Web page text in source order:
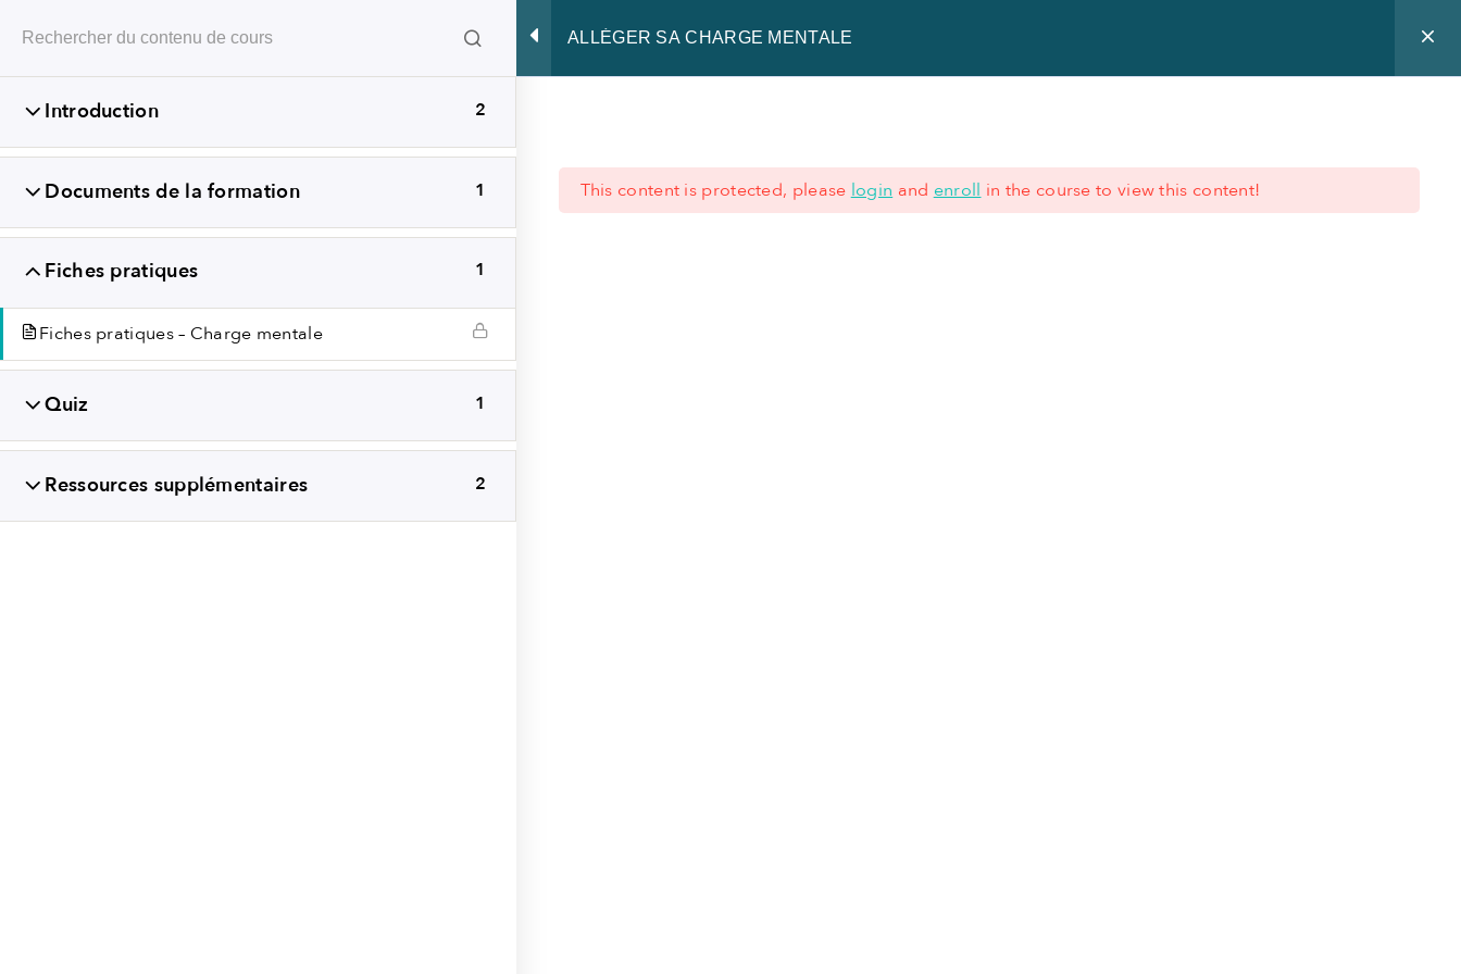
Révéler les compétences Développer le Leadership Rayonner de présence Partager notre expertise Blog Nous connaître Offre de formation
ALLÉGER SA CHARGE MENTALE
Introduction 2
Documents de la formation 1
Fiches pratiques 1
Fiches pratiques – Charge mentale
Quiz 1
Ressources supplémentaires 2
This content is protected, please login and enroll in the course to view this content!
+352 621 62 45 77
CONDITIONS GÉNÉRALES